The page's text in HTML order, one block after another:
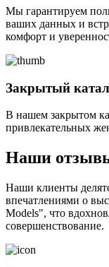
Мы гарантируем
ваших данных и
комфорт и
Закрытый
В нашем закрытом
привлекательных
Наши
Наши клиенты
впечатлениями о
Models", что
совершенствование.